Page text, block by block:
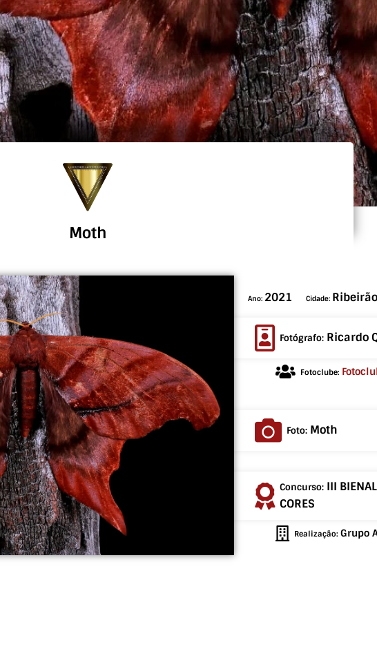
Moth
Ano: 2021 Cidade:
Fotógrafo: Ricardo
Fotoclube:
Foto: Moth
Concurso: III
CORES
Realização: Grupo